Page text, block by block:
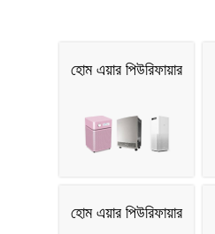
হোম এয়ার পিউরিফায়ার
হোম এয়ার পিউরিফায়ার